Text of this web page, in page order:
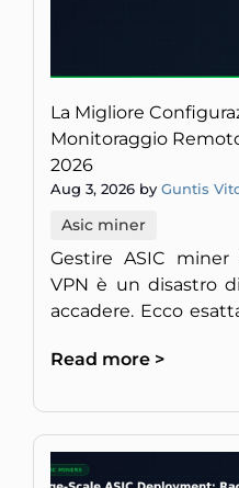
La Migliore
Monitoraggio
2026
Aug 3, 2026 by Guntis
Asic miner
Gestire ASIC
VPN è un disastro
accadere. Ecco
Read more >